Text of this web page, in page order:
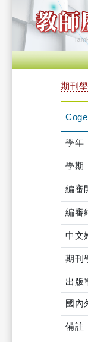
期刊
學年
學期
編審
編審
中文
期刊
出版
國內
備註